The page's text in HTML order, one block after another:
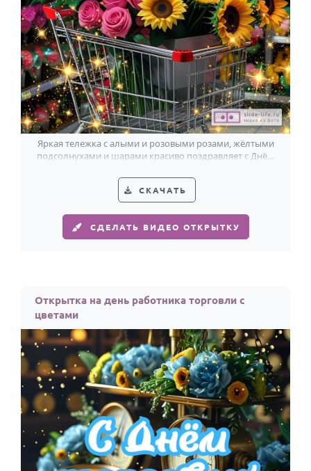
Яркая тележка с алыми и розовыми розами, жёлтыми
подсолнухами и шарами красиво поздравляет с Днём
СКАЧАТЬ
СДЕЛАТЬ ВИДЕО ОТКРЫТКУ
Открытка на день работника торговли с
цветами